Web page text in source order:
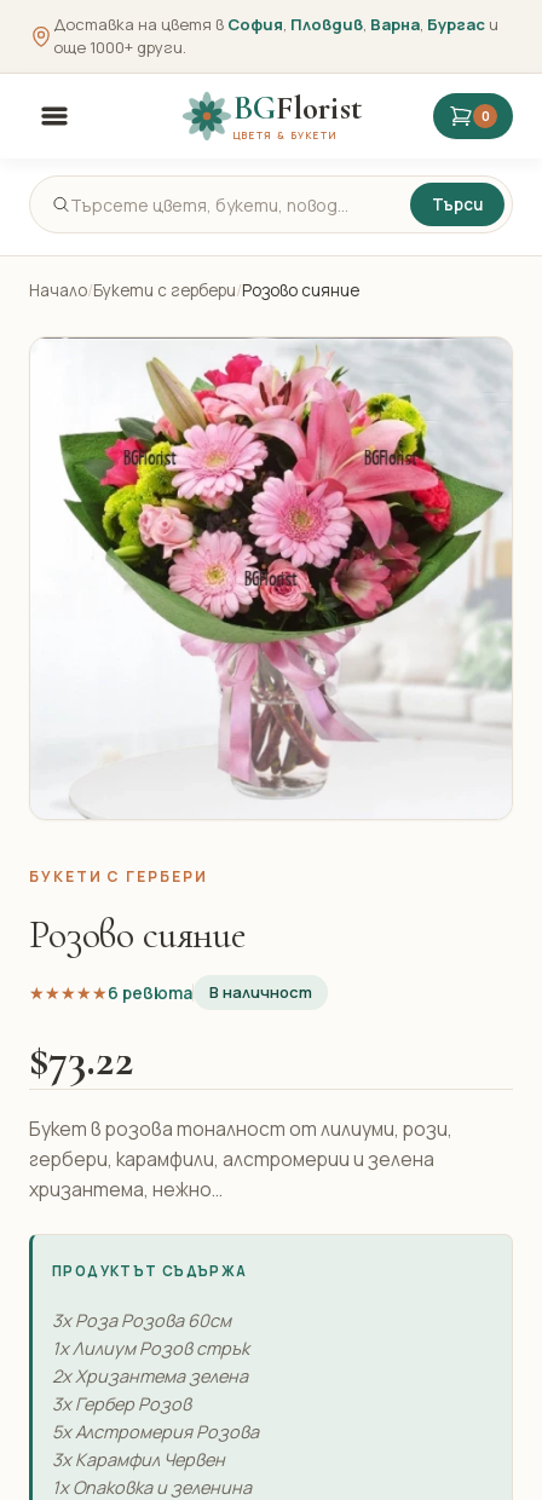
Доставка на цветя в София, Пловдив, Варна, Бургас и
още 1000+ други.
BGFlorist
ЦВЕТЯ & БУКЕТИ
0
Търси
Начало/Букети с гербери/Розово сияние
БУКЕТИ С ГЕРБЕРИ
Розово сияние
★★★★★
★★★★★6 ревюта В наличност
$73.22
Букет в розова тоналност от лилиуми, рози,
гербери, карамфили, алстромерии и зелена
хризантема, нежно...
ПРОДУКТЪТ СЪДЪРЖА
3x Роза Розова 60см
1x Лилиум Розов стрък
2x Хризантема зелена
3x Гербер Розов
5x Алстромерия Розова
3x Карамфил Червен
1x Опаковка и зеленина